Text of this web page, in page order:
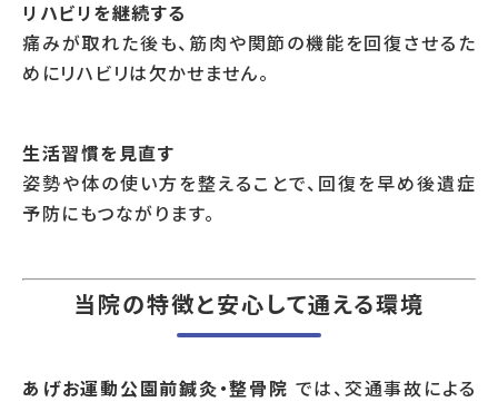
リハビリを継続する
痛みが取れた後も、筋肉や関節の機能を回復させるた
めにリハビリは欠かせません。
生活習慣を見直す
姿勢や体の使い方を整えることで、回復を早め後遺症
予防にもつながります。
当院の特徴と安心して通える環境
あげお運動公園前鍼灸・整骨院 では、交通事故による